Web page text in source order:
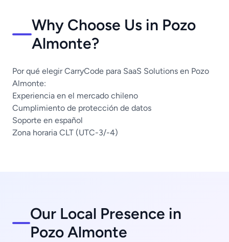
Why Choose Us in Pozo
Almonte?
Por qué elegir CarryCode para SaaS Solutions en Pozo
Almonte:
Experiencia en el mercado chileno
Cumplimiento de protección de datos
Soporte en español
Zona horaria CLT (UTC-3/-4)
Our Local Presence in
Pozo Almonte